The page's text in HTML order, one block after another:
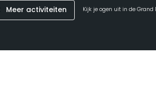
Meer activiteiten Kijk je ogen uit in de Grand